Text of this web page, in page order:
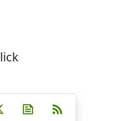
Facebook
auf Whatsapp
Teilen auf Telegram
teilen
Post auf XNewsletter